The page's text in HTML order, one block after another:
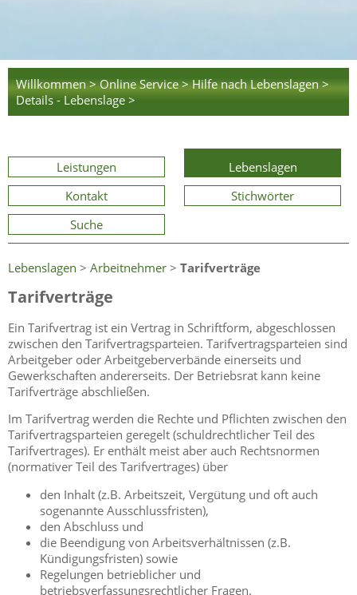
Willkommen > Online Service > Hilfe nach Lebenslagen >
Details - Lebenslage >
Leistungen
Lebenslagen
Kontakt
Stichwörter
Suche
Lebenslagen > Arbeitnehmer > Tarifverträge
Tarifverträge
Ein Tarifvertrag ist ein Vertrag in Schriftform, abgeschlossen
zwischen den Tarifvertragsparteien. Tarifvertragsparteien sind
Arbeitgeber oder Arbeitgeberverbände einerseits und
Gewerkschaften andererseits. Der Betriebsrat kann keine
Tarifverträge abschließen.
Im Tarifvertrag werden die Rechte und Pflichten zwischen den
Tarifvertragsparteien geregelt (schuldrechtlicher Teil des
Tarifvertrages). Er enthält meist aber auch Rechtsnormen
(normativer Teil des Tarifvertrages) über
den Inhalt (z.B. Arbeitszeit, Vergütung und oft auch
sogenannte Ausschlussfristen),
den Abschluss und
die Beendigung von Arbeitsverhältnissen (z.B.
Kündigungsfristen) sowie
Regelungen betrieblicher und
betriebsverfassungsrechtlicher Fragen.